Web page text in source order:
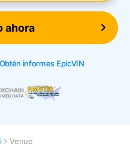
ahora
Obtén informes EpicVIN
Venue